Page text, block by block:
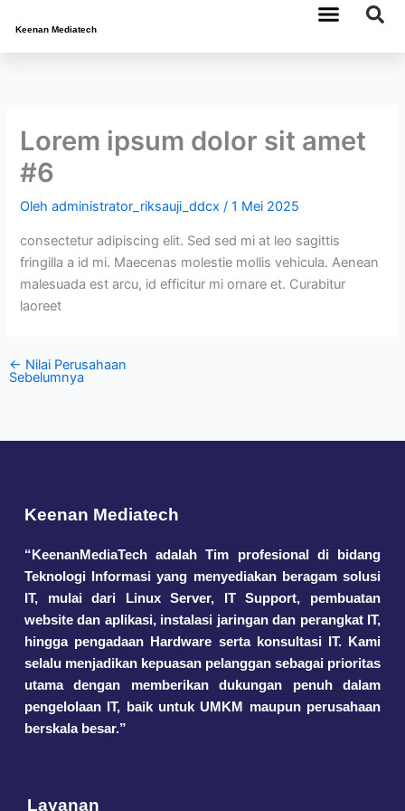
konten
Keenan Mediatech
Lorem ipsum dolor sit amet
#6
Olehadministrator_riksauji_ddcx/1 Mei 2025
consectetur adipiscing elit. Sed sed mi at leo sagittis
fringilla a id mi. Maecenas molestie mollis vehicula. Aenean
malesuada est arcu, id efficitur mi ornare et. Curabitur
laoreet
← Nilai Perusahaan
Sebelumnya
Keenan Mediatech
“KeenanMediaTech adalah Tim profesional di bidang
Teknologi Informasi yang menyediakan beragam solusi
IT, mulai dari Linux Server, IT Support, pembuatan
website dan aplikasi, instalasi jaringan dan perangkat IT,
hingga pengadaan Hardware serta konsultasi IT. Kami
selalu menjadikan kepuasan pelanggan sebagai prioritas
utama dengan memberikan dukungan penuh dalam
pengelolaan IT, baik untuk UMKM maupun perusahaan
berskala besar.”
Layanan